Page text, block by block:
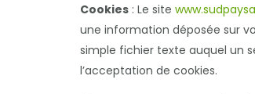
Cookies : Le site
une information déposée sur
simple fichier texte auquel un
l’acceptation de cookies.